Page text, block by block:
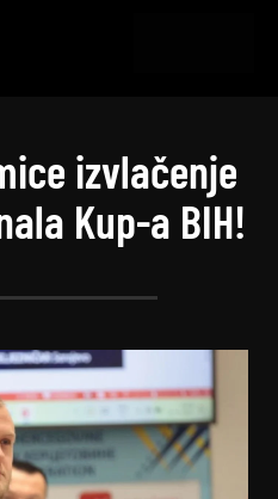
izvlačenje
Kup-a BIH!